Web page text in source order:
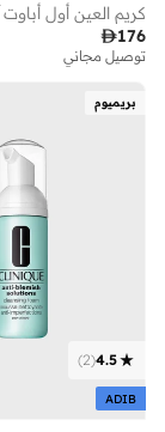
176
توصيل مجاني
بريميوم
4.5
(
2
)
ADIB